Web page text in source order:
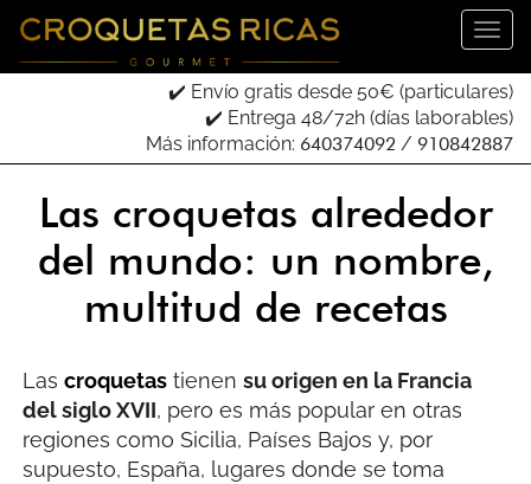
✔️ Envío gratis desde 50€ (particulares)
✔️ Entrega 48/72h (días laborables)
Más información: 640374092 / 910842887
Las croquetas alrededor
del mundo: un nombre,
multitud de recetas
Lascroquetas tienensu origen en la Francia
del siglo XVII, pero es más popular en otras
regiones como Sicilia, Países Bajos y, por
supuesto, España, lugares donde se toma